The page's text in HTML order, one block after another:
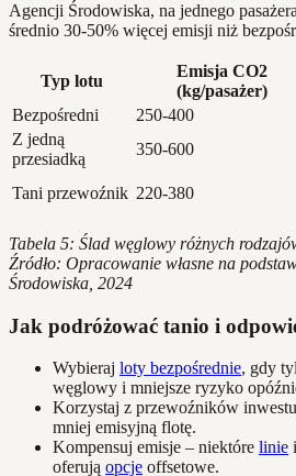
Agencji Środowiska, na jednego
średnio 30-50% więcej emisji niż
Typ lotu
Emisja CO2
(kg/pasażer)
Bezpośredni
250-400
Z jedną
przesiadką
350-600
Tani przewoźnik 220-380
Tabela 5: Ślad węglowy różnych
Źródło: Opracowanie własne na
Środowiska, 2024
Jak podróżować tanio i
Wybieraj loty bezpośrednie, gdy
węglowy i mniejsze ryzyko
Korzystaj z przewoźników
mniej emisyjną flotę.
Kompensuj emisje – niektóre linie
oferują opcje offsetowe.